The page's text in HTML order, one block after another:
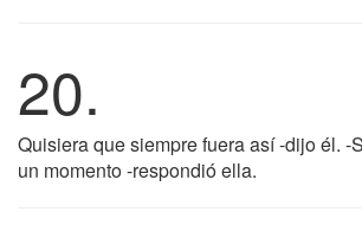
20.
Quisiera que siempre fuera así -dijo él. -
un momento -respondió ella.